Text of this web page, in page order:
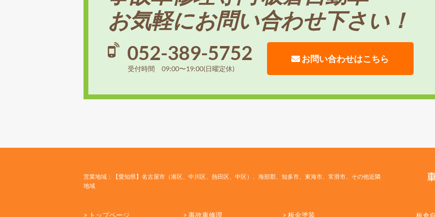
お気軽にお問い合わせ下さい！
052-389-5752
受付時間 09:00〜19:00(日曜定休)
お問い合わせはこちら
営業地域：【愛知県】名古屋市（港区、中川区、熱田区、中区）、海部郡、知多市、東海市、常滑市、その他近隣
地域
> トップページ > 事故車修理 > 板金塗装 板倉